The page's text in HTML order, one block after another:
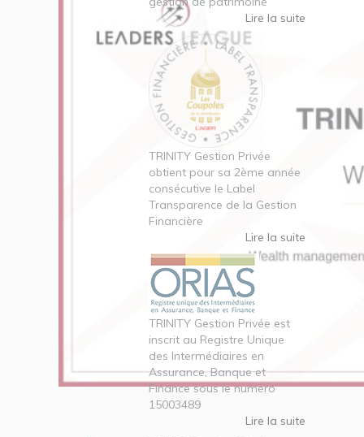
Lire la suite
TRINITY Gestion Privée
obtient pour sa 2ème année
consécutive le Label
Transparence de la Gestion
Financière
Lire la suite
TRINITY Gestion Privée est
inscrit au Registre Unique
des Intermédiaires en
Assurance, Banque et
Finance sous le numéro
15003489
Lire la suite